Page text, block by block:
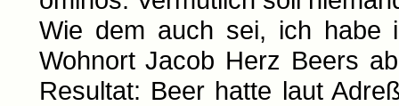
Wie dem auch sei, ich habe
Wohnort Jacob Herz Beers
Resultat: Beer hatte laut